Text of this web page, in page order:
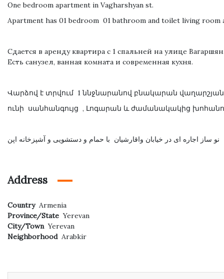
One bedroom apartment in Vagharshyan st.
Apartment has 01 bedroom 01 bathroom and toilet living room
Сдается в аренду квартира с 1 спальней на улице
Есть санузел, ванная комната и современная кухня.
Վարձով է տրվում 1 ննջնարանով բնակարան վաղարշյան
ունի սանհանգույց , Լոգարան և ժամանակակից
نو ساز اجاره ای در خیابان واقارشیان با حمام و دستشویی و آشپزخانه اپن
Address
Country Armenia
Province/State Yerevan
City/Town Yerevan
Neighborhood Arabkir